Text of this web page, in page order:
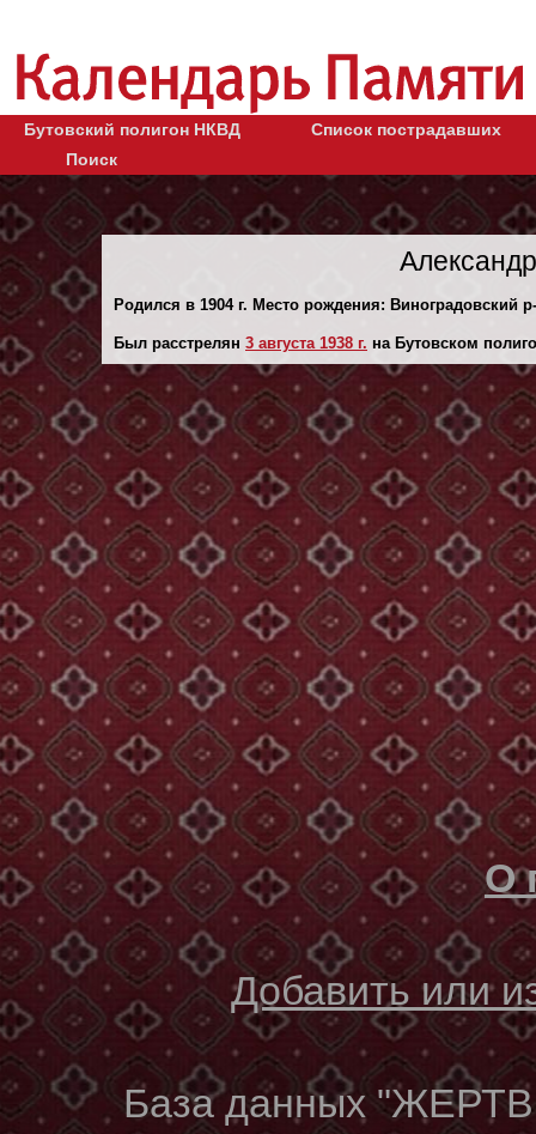
Бутовский полигон НКВД
Список пострадавших
Поиск
Родился в 1904 г. Место рождения: Виноградовский
Был расстрелян 3 августа 1938 г. на Бутовском
О
Добавить или
База данных